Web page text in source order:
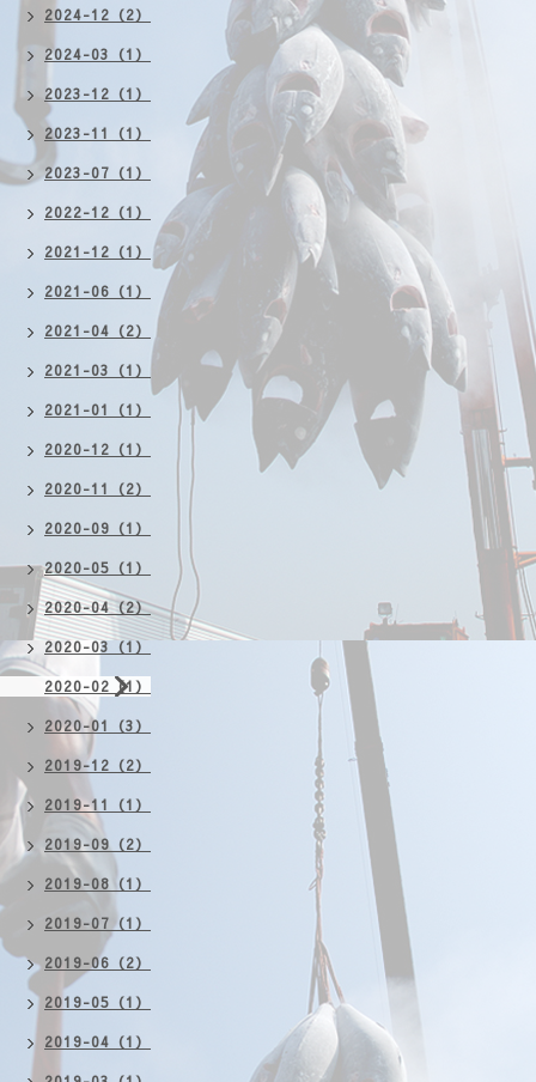
2024-12（2）
2024-03（1）
2023-12（1）
2023-11（1）
2023-07（1）
2022-12（1）
2021-12（1）
2021-06（1）
2021-04（2）
2021-03（1）
2021-01（1）
2020-12（1）
2020-11（2）
2020-09（1）
2020-05（1）
2020-04（2）
2020-03（1）
2020-02（1）
2020-01（3）
2019-12（2）
2019-11（1）
2019-09（2）
2019-08（1）
2019-07（1）
2019-06（2）
2019-05（1）
2019-04（1）